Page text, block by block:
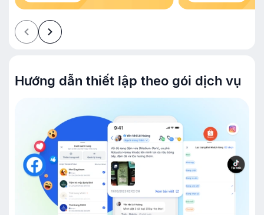
Hướng dẫn thiết lập theo gói dịch vụ